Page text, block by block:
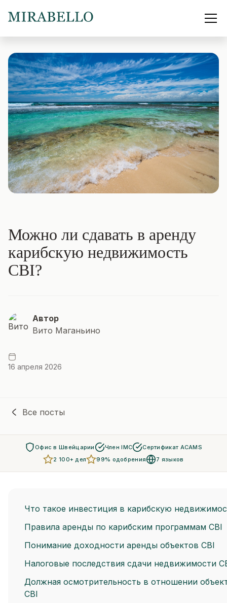
Можно ли сдавать в аренду
карибскую недвижимость
CBI?
Автор
Вито Маганьино
16 апреля 2026
Все посты
Офис в Швейцарии Член IMC
Сертификат ACAMS
2 100+ дел
99% одобрения 7 языков
Что такое инвестиция в карибскую
Правила аренды по карибским программам CBI
Понимание доходности аренды объектов CBI
Налоговые последствия сдачи недвижимости
Должная осмотрительность в отношении
CBI